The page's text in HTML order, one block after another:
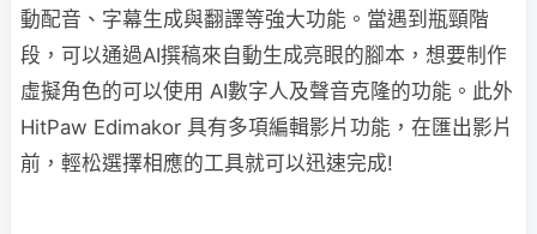
動配音、字幕生成與翻譯等強大功能。當遇到瓶頸階
段，可以通過AI撰稿來自動生成亮眼的腳本，想要制作
虛擬角色的可以使用 AI數字人及聲音克隆的功能。此外
HitPaw Edimakor 具有多項編輯影片功能，在匯出影片
前，輕松選擇相應的工具就可以迅速完成!